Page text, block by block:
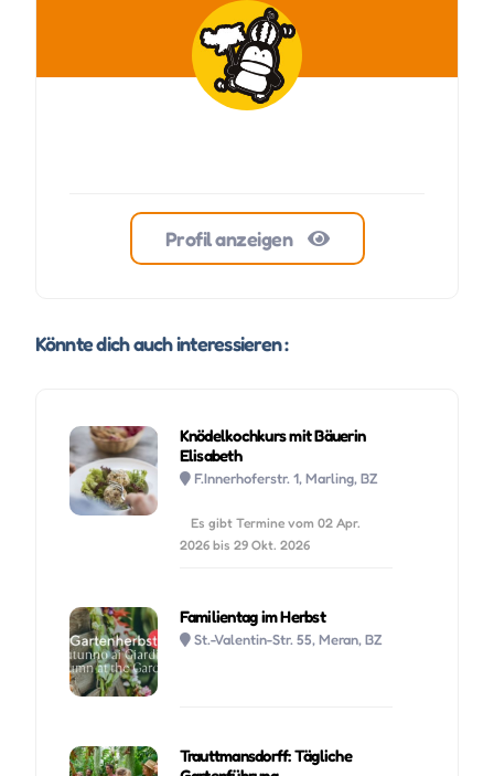
Profil anzeigen
Könnte dich auch interessieren :
Knödelkochkurs mit Bäuerin
Elisabeth
F.Innerhoferstr. 1, Marling, BZ
Es gibt Termine vom 02 Apr.
2026 bis 29 Okt. 2026
Familientag im Herbst
St.-Valentin-Str. 55, Meran, BZ
Trauttmansdorff: Tägliche